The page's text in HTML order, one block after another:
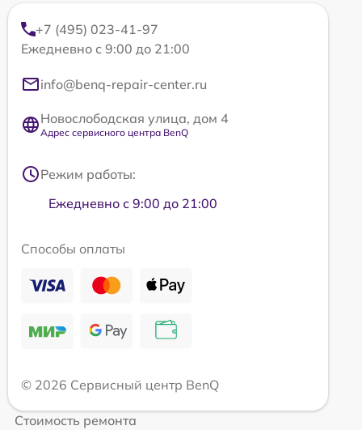
+7 (495) 023-41-97
Ежедневно с 9:00 до 21:00
info@benq-repair-center.ru
Новослободская улица, дом 4
Адрес сервисного центра BenQ
Режим работы:
Ежедневно с 9:00 до 21:00
Способы оплаты
© 2026 Сервисный центр BenQ
Стоимость ремонта